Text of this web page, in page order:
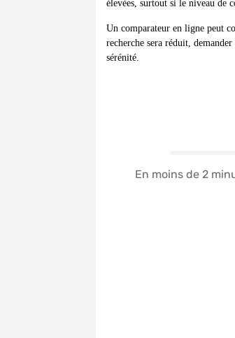
élevées, surtout si le niveau de
Un comparateur en ligne peut
recherche sera réduit,
sérénité.